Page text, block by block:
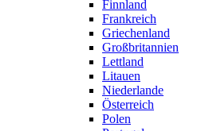
Finnland
Frankreich
Griechenland
Großbritannien
Lettland
Litauen
Niederlande
Österreich
Polen